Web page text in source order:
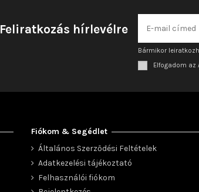
Feliratkozás hírlevélre
Bármikor
Elfogadom az
Fiókom & Segédlet
Általános Szerződési Feltételek
Adatkezelési tájékoztató
Felhasználói fiókom